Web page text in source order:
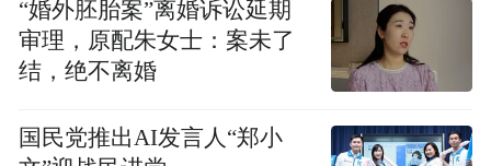
的同类。当下的时代太快了，很少有人希望
去深淀、凝结，每个人都希望先把东西展示
师的身份，张悦然的做法是，把作为读者沉
“婚外胚胎案”离婚诉讼延期
审理，原配朱女士：案未了
结，绝不离婚
国民党推出AI发言人“郑小